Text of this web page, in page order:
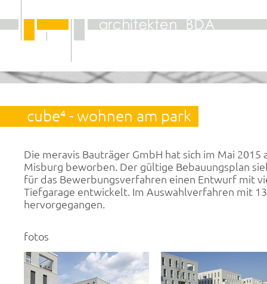
cube⁴ - wohnen am park
Die meravis Bauträger GmbH hat sich im Mai
Misburg beworben. Der gültige Bebauungsplan
für das Bewerbungsverfahren einen Entwurf mit
Tiefgarage entwickelt. Im Auswahlverfahren mit
hervorgegangen.
fotos